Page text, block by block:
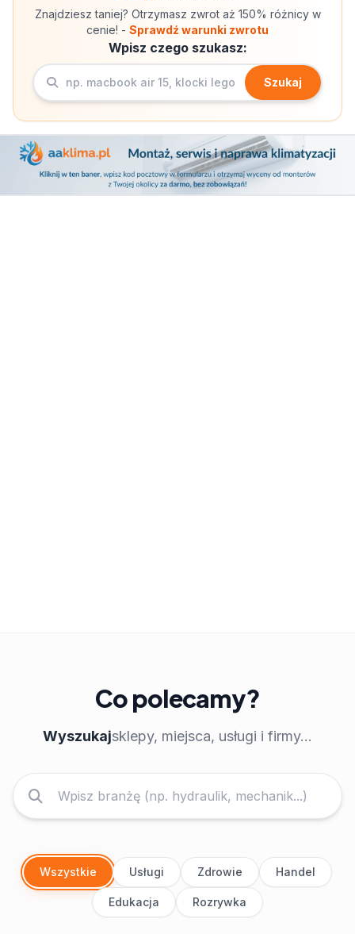
Znajdziesz taniej? Otrzymasz zwrot aż 150% różnicy w
cenie! - Sprawdź warunki zwrotu
Wpisz czego szukasz:
Szukaj
Co polecamy?
Wyszukajsklepy, miejsca, usługi i firmy...
Wszystkie Usługi Zdrowie Handel
Edukacja Rozrywka